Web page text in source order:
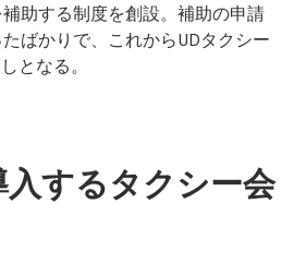
助する制度を創設。補助の申請
ばかりで、これからUDタクシー
となる。
するタクシー会